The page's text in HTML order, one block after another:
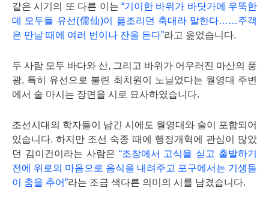
같은 시기의 또 다른 이는 “기이한 바위가 바닷가에 우뚝한
데 모두들 유선(儒仙)이 읊조리던 축대라 말한다……주객
은 만날 때에 여러 번이나 잔을 든다”라고 읊었습니다.
두 사람 모두 바다와 산, 그리고 바위가 어우러진 마산의 풍
광, 특히 유선으로 불린 최치원이 노닐었다는 월영대 주변
에서 술 마시는 장면을 시로 묘사하였습니다.
조선시대의 학자들이 남긴 시에도 월영대와 술이 포함되어
있습니다. 하지만 조선 숙종 때에 행정개혁에 관심이 많았
던 김이건이라는 사람은 “조창에서 고식을 싣고 출발하기
전에 위로의 마음으로 음식을 내려주고 포구에서는 기생들
이 춤을 추어”라는 조금 색다른 의미의 시를 남겼습니다.